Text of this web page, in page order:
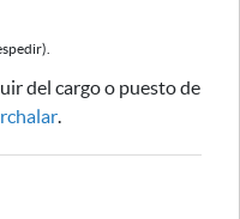
del cargo o puesto de
.